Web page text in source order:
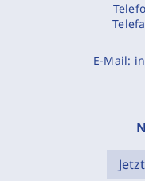
E-Mail: